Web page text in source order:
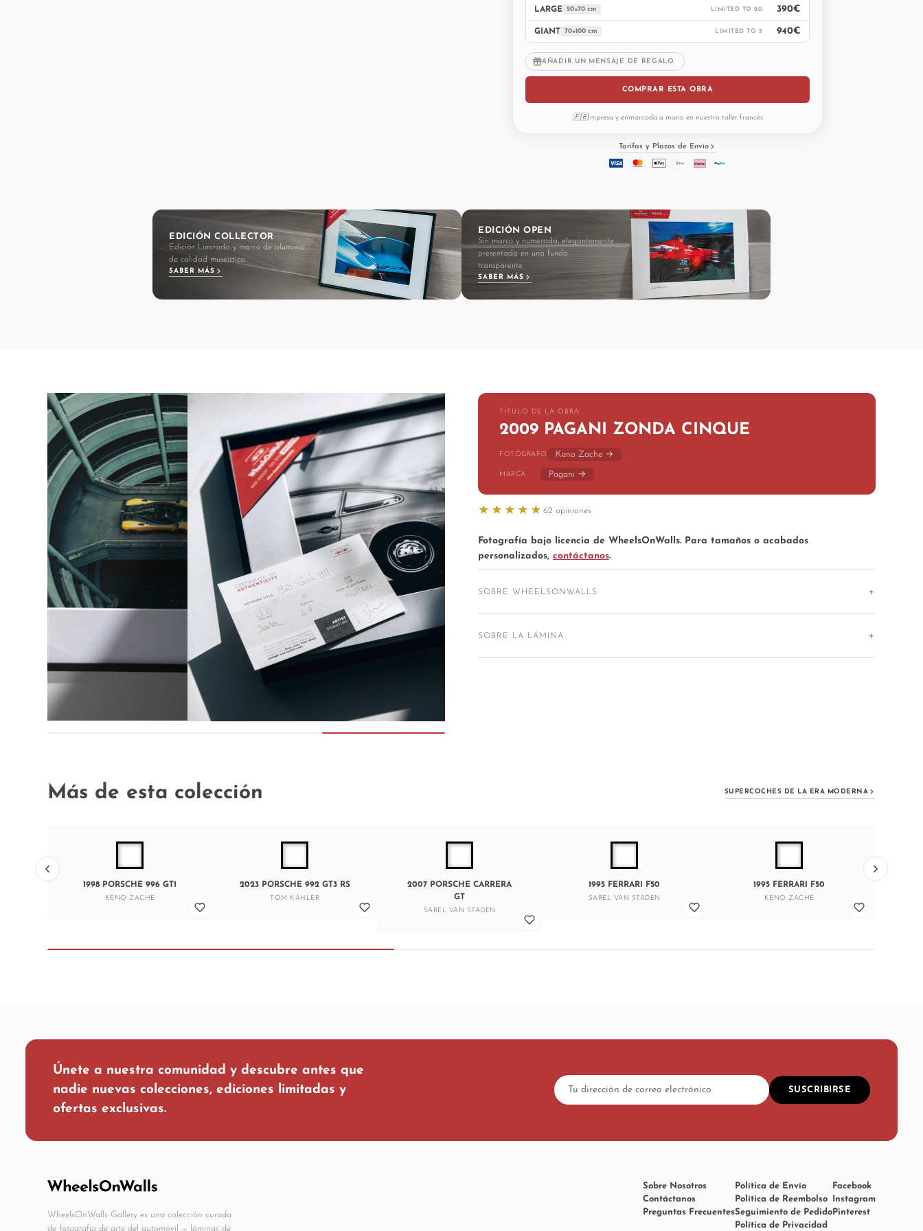
LARGE 50×70 cm LIMITED TO 20 390€
GIANT 70×100 cm LIMITED TO 5 940€
AÑADIR UN MENSAJE DE REGALO
COMPRAR ESTA OBRA
🇫🇷Impresa y enmarcada a mano en nuestro taller francés
Tarifas y Plazos de Envío
EDICIÓN COLLECTOR
Edición Limitada y marco de aluminio
de calidad museística.
SABER MÁS
EDICIÓN OPEN
Sin marco y numerada, elegantemente
presentada en una funda
transparente.
SABER MÁS
TÍTULO DE LA OBRA
2009 PAGANI ZONDA CINQUE
FOTÓGRAFO Keno Zache →
MARCA Pagani →
62 opiniones
Fotografía bajo licencia de WheelsOnWalls. Para tamaños o acabados
personalizados, contáctanos.
SOBRE WHEELSONWALLS
SOBRE LA LÁMINA
Más de esta colección SUPERCOCHES DE LA ERA MODERNA
1998 PORSCHE 996 GT1
KENO ZACHE
2023 PORSCHE 992 GT3 RS
TOM KAHLER
2007 PORSCHE CARRERA
GT
SAREL VAN STADEN
1995 FERRARI F50
SAREL VAN STADEN
1995 FERRARI F50
KENO ZACHE
Únete a nuestra comunidad y descubre antes que
nadie nuevas colecciones, ediciones limitadas y
ofertas exclusivas.
SUSCRIBIRSE
WheelsOnWalls Gallery es una colección curada
de fotografía de arte del automóvil — láminas de
Sobre Nosotros
Contáctanos
Preguntas Frecuentes
Política de Envío
Política de Reembolso
Seguimiento de Pedido
Política de Privacidad
Facebook
Instagram
Pinterest